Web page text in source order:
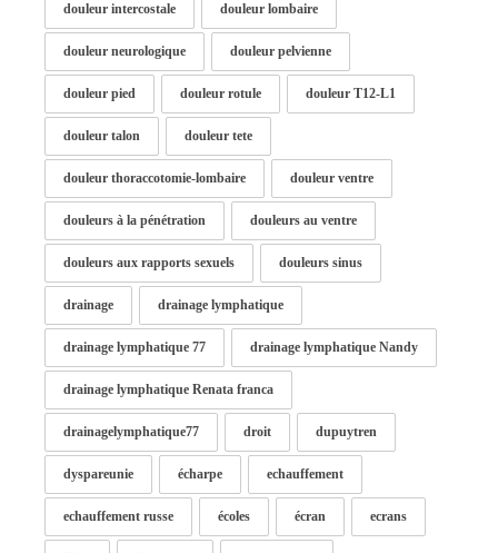
douleur intercostale douleur lombaire
douleur neurologique douleur pelvienne
douleur pied douleur rotule douleur T12-L1
douleur talon douleur tete
douleur thoraccotomie-lombaire douleur ventre
douleurs à la pénétration douleurs au ventre
douleurs aux rapports sexuels douleurs sinus
drainage drainage lymphatique
drainage lymphatique 77 drainage lymphatique Nandy
drainage lymphatique Renata franca
drainagelymphatique77 droit dupuytren
dyspareunie écharpe echauffement
echauffement russe écoles écran ecrans